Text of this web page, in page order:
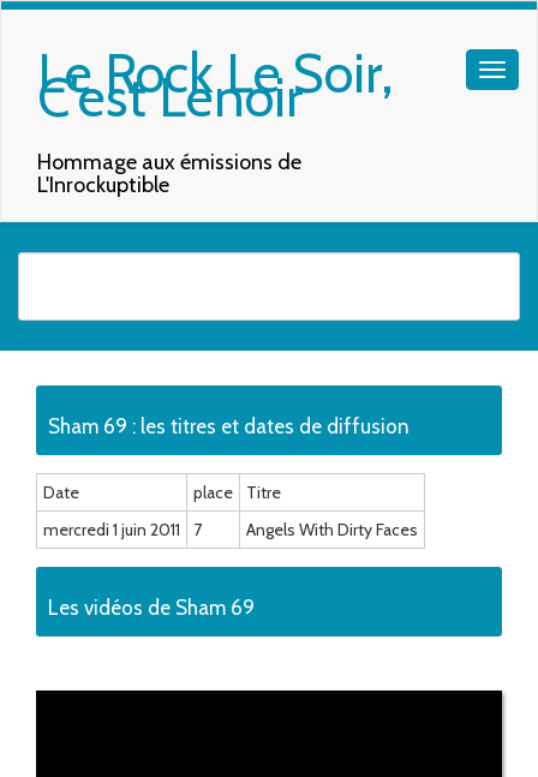
Le Rock Le Soir,
C'est Lenoir
Hommage aux émissions de
L'Inrockuptible
Sham 69 : les titres et dates de diffusion
Date place
Titre
mercredi 1 juin 2011
7 Angels With Dirty Faces
Les vidéos de Sham 69